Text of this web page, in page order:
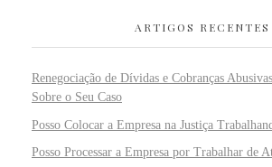
ARTIGOS RECENTES
Renegociação de Dívidas e Cobranças
Sobre o Seu Caso
Posso Colocar a Empresa na Justiça
Posso Processar a Empresa por Trabalhar de